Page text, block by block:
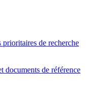
prioritaires de recherche
documents de référence